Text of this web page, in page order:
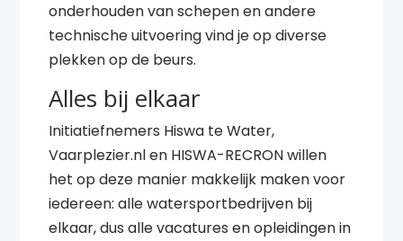
onderhouden van schepen en andere
technische uitvoering vind je op diverse
plekken op de beurs.
Alles bij elkaar
Initiatiefnemers Hiswa te Water,
Vaarplezier.nl en HISWA-RECRON willen
het op deze manier makkelijk maken voor
iedereen: alle watersportbedrijven bij
elkaar, dus alle vacatures en opleidingen in